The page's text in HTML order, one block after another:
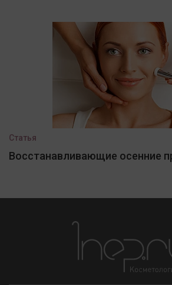
Статья
Восстанавливающие осенние